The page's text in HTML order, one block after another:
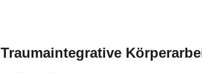
Traumaintegrative